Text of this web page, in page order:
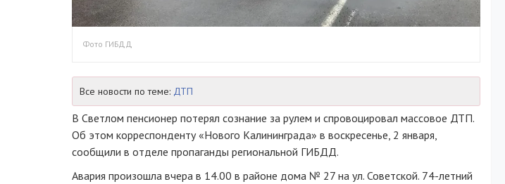
Фото ГИБДД
Все новости по теме: ДТП
В Светлом пенсионер потерял сознание за рулем и спровоцировал массовое ДТП.
Об этом корреспонденту «Нового Калининграда» в воскресенье, 2 января,
сообщили в отделе пропаганды региональной ГИБДД.
Авария произошла вчера в 14.00 в районе дома № 27 на ул. Советской. 74-летний